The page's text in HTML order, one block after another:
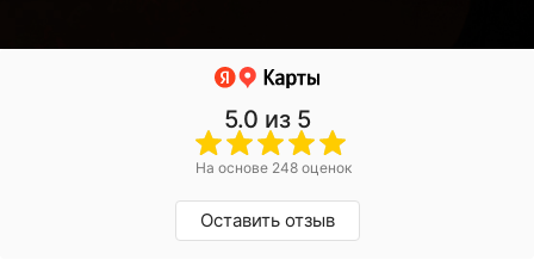
5.0 из 5
На основе 248 оценок
Оставить отзыв